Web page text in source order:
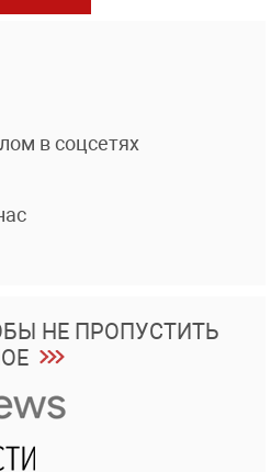
в соцсетях
НЕ ПРОПУСТИТЬ